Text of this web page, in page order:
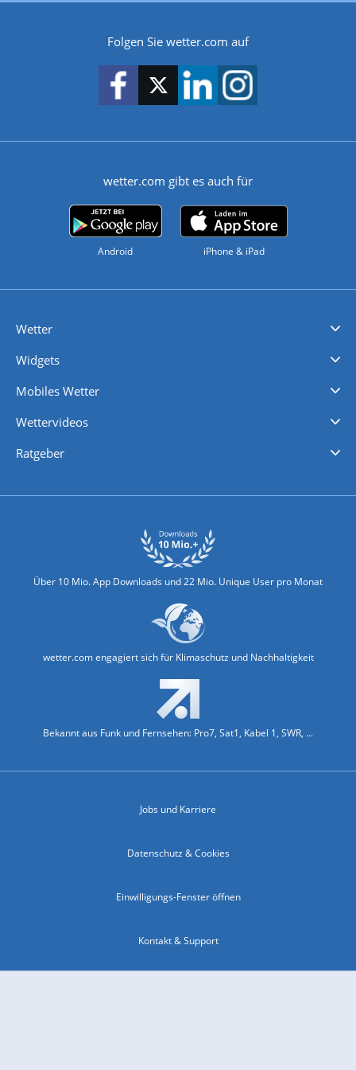
Folgen Sie wetter.com auf
wetter.com gibt es auch für
Android iPhone & iPad
Wetter
Widgets
Mobiles Wetter
Wettervideos
Ratgeber
Über 10 Mio. App Downloads und 22 Mio. Unique User pro Monat
wetter.com engagiert sich für Klimaschutz und Nachhaltigkeit
Bekannt aus Funk und Fernsehen: Pro7, Sat1, Kabel 1, SWR, ...
Jobs und Karriere
Datenschutz & Cookies
Einwilligungs-Fenster öffnen
Kontakt & Support